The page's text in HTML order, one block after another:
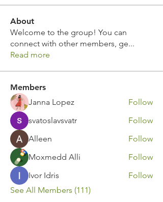
About
Welcome to the group! You can
connect with other members, ge...
Read more
Members
Janna Lopez
Follow
svatoslavsvatr
Follow
Alleen
Follow
Moxmedd Alli
Follow
Ivor Idris
Follow
See All Members (111)